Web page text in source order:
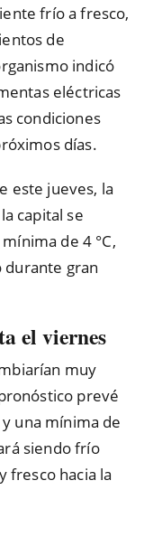
frío a fresco,
de
indicó
eléctricas
condiciones
días.
este jueves, la
capital se
de 4 °C,
gran
el viernes
muy
prevé
una mínima de
siendo frío
fresco hacia la